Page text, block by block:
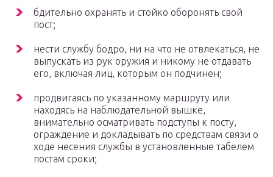
бдительно охранять и стойко оборонять свой
пост;
нести службу бодро, ни на что не отвлекаться, не
выпускать из рук оружия и никому не отдавать
его, включая лиц, которым он подчинен;
продвигаясь по указанному маршруту или
находясь на наблюдательной вышке,
внимательно осматривать подступы к посту,
ограждение и докладывать по средствам связи о
ходе несения службы в установленные табелем
постам сроки;